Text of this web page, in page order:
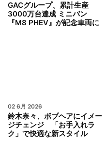
GACグループ、累計生産
3000万台達成 ミニバン
『M8 PHEV』が記念車両に
02 6月 2026
鈴木奈々、ボブヘアにイメー
ジチェンジ 「お手入れラ
ク」で快適な新スタイル